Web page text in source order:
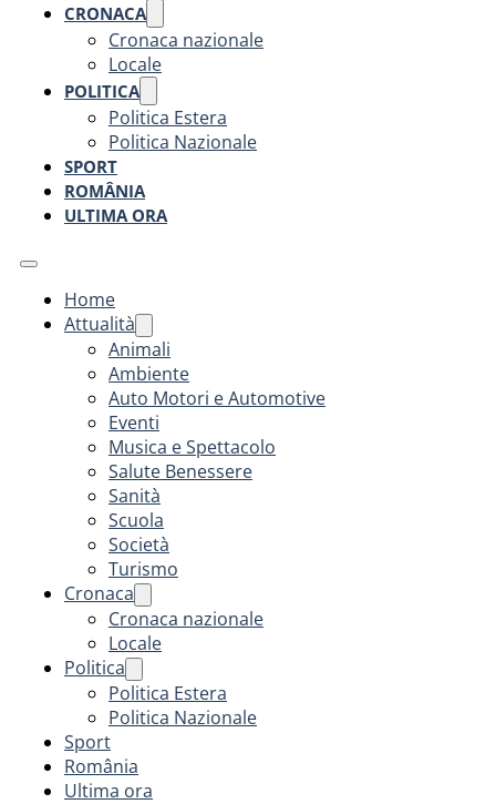
CRONACA
Cronaca nazionale
Locale
POLITICA
Politica Estera
Politica Nazionale
SPORT
ROMÂNIA
ULTIMA ORA
Home
Attualità
Animali
Ambiente
Auto Motori e Automotive
Eventi
Musica e Spettacolo
Salute Benessere
Sanità
Scuola
Società
Turismo
Cronaca
Cronaca nazionale
Locale
Politica
Politica Estera
Politica Nazionale
Sport
România
Ultima ora